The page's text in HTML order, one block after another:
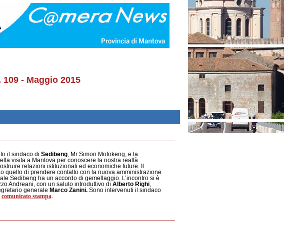
- Maggio 2015
il sindaco di Sedibeng, Mr Simon Mofokeng, e la
visita a Mantova per conoscere la nostra realtà
relazioni istituzionali ed economiche future. Il
quello di prendere contatto con la nuova amministrazione
Sedibeng ha un accordo di gemellaggio. L’incontro si è
Andreani, con un saluto introduttivo di Alberto Righi,
generale Marco Zanini.Sono intervenuti il sindaco
comunicato stampa.